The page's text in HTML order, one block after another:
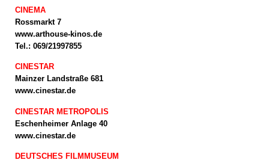
CINEMA
Rossmarkt 7
www.arthouse-kinos.de
Tel.: 069/21997855
CINESTAR
Mainzer Landstraße 681
www.cinestar.de
CINESTAR METROPOLIS
Eschenheimer Anlage 40
www.cinestar.de
DEUTSCHES FILMMUSEUM